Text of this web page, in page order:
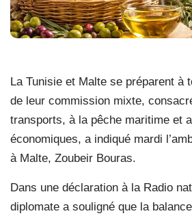
La Tunisie et Malte se préparent à
de leur commission mixte,
transports, à la pêche maritime et
économiques, a indiqué mardi
à Malte, Zoubeir Bouras.
Dans une déclaration à la Radio
diplomate a souligné que la